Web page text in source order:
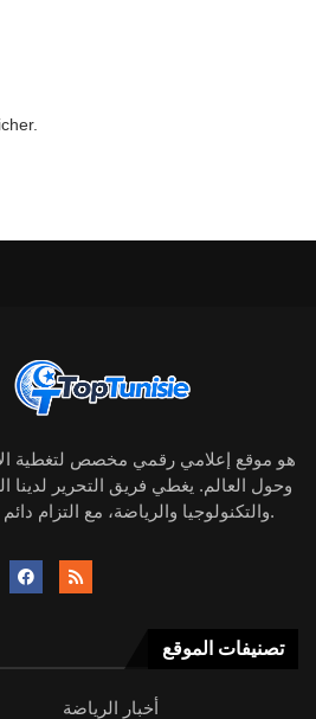
وحول العالم. يغطي فريق التحرير لدينا
والتكنولوجيا والرياضة، مع التزام دائم بالدقة وموثوقية المعلومات.
تصنيفات الموقع
أخبار الرياضة